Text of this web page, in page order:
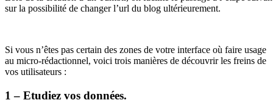
sur la possibilité de changer l’url du blog ultérieurement.
Si vous n’êtes pas certain des zones de votre interface où faire usage
au micro-rédactionnel, voici trois manières de découvrir les freins de
vos utilisateurs :
1 – Etudiez vos données.